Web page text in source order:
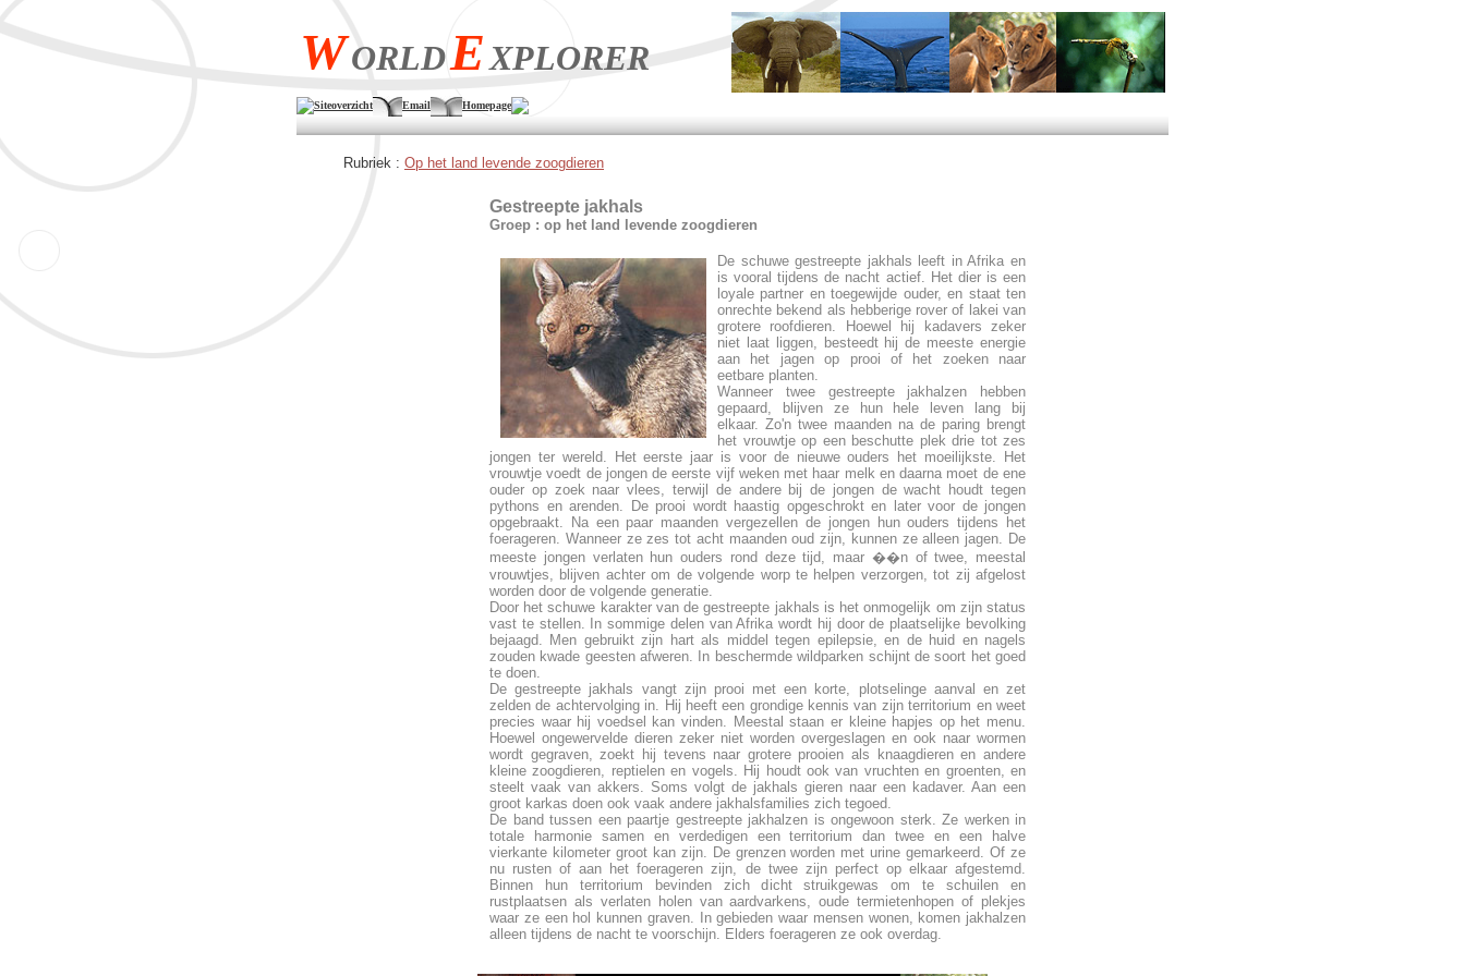
WORLDEXPLORER
Siteoverzicht Email Homepage
Rubriek : Op het land levende zoogdieren
Gestreepte jakhals
Groep : op het land levende zoogdieren
De schuwe gestreepte jakhals leeft in Afrika en
is vooral tijdens de nacht actief. Het dier is een
loyale partner en toegewijde ouder, en staat ten
onrechte bekend als hebberige rover of lakei van
grotere roofdieren. Hoewel hij kadavers zeker
niet laat liggen, besteedt hij de meeste energie
aan het jagen op prooi of het zoeken naar
eetbare planten.
Wanneer twee gestreepte jakhalzen hebben
gepaard, blijven ze hun hele leven lang bij
elkaar. Zo'n twee maanden na de paring brengt
het vrouwtje op een beschutte plek drie tot zes
jongen ter wereld. Het eerste jaar is voor de nieuwe ouders het moeilijkste. Het
vrouwtje voedt de jongen de eerste vijf weken met haar melk en daarna moet de ene
ouder op zoek naar vlees, terwijl de andere bij de jongen de wacht houdt tegen
pythons en arenden. De prooi wordt haastig opgeschrokt en later voor de jongen
opgebraakt. Na een paar maanden vergezellen de jongen hun ouders tijdens het
foerageren. Wanneer ze zes tot acht maanden oud zijn, kunnen ze alleen jagen. De
meeste jongen verlaten hun ouders rond deze tijd, maar ��n of twee, meestal
vrouwtjes, blijven achter om de volgende worp te helpen verzorgen, tot zij afgelost
worden door de volgende generatie.
Door het schuwe karakter van de gestreepte jakhals is het onmogelijk om zijn status
vast te stellen. In sommige delen van Afrika wordt hij door de plaatselijke bevolking
bejaagd. Men gebruikt zijn hart als middel tegen epilepsie, en de huid en nagels
zouden kwade geesten afweren. In beschermde wildparken schijnt de soort het goed
te doen.
De gestreepte jakhals vangt zijn prooi met een korte, plotselinge aanval en zet
zelden de achtervolging in. Hij heeft een grondige kennis van zijn territorium en weet
precies waar hij voedsel kan vinden. Meestal staan er kleine hapjes op het menu.
Hoewel ongewervelde dieren zeker niet worden overgeslagen en ook naar wormen
wordt gegraven, zoekt hij tevens naar grotere prooien als knaagdieren en andere
kleine zoogdieren, reptielen en vogels. Hij houdt ook van vruchten en groenten, en
steelt vaak van akkers. Soms volgt de jakhals gieren naar een kadaver. Aan een
groot karkas doen ook vaak andere jakhalsfamilies zich tegoed.
De band tussen een paartje gestreepte jakhalzen is ongewoon sterk. Ze werken in
totale harmonie samen en verdedigen een territorium dan twee en een halve
vierkante kilometer groot kan zijn. De grenzen worden met urine gemarkeerd. Of ze
nu rusten of aan het foerageren zijn, de twee zijn perfect op elkaar afgestemd.
Binnen hun territorium bevinden zich dicht struikgewas om te schuilen en
rustplaatsen als verlaten holen van aardvarkens, oude termietenhopen of plekjes
waar ze een hol kunnen graven. In gebieden waar mensen wonen, komen jakhalzen
alleen tijdens de nacht te voorschijn. Elders foerageren ze ook overdag.